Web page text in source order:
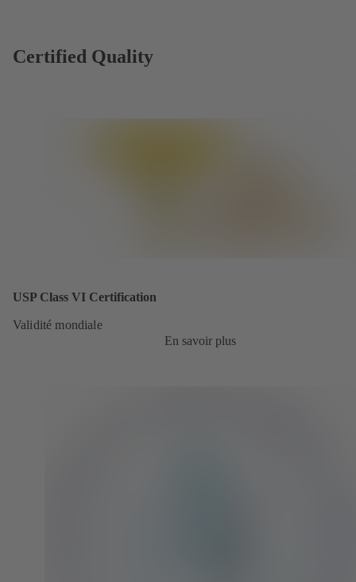
Certified Quality
USP Class VI Certification
Validité mondiale
En savoir plus